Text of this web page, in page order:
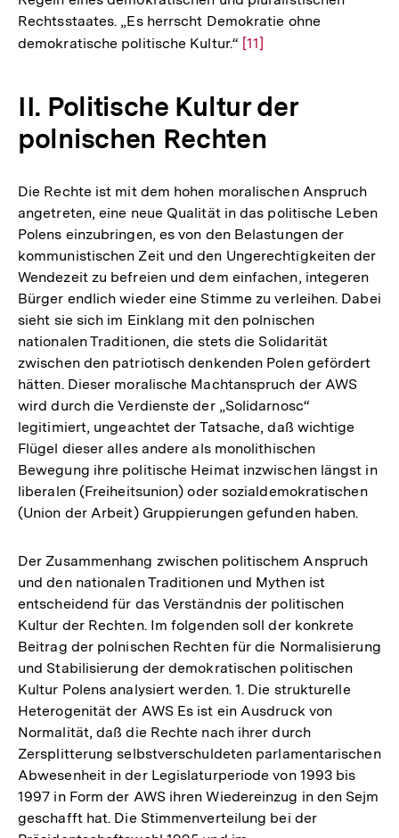
Rechtsstaates. „Es herrscht Demokratie ohne
demokratische politische Kultur.“ Zur
Fußnote
[11]
II. Politische Kultur der
polnischen Rechten
Die Rechte ist mit dem hohen moralischen Anspruch
angetreten, eine neue Qualität in das politische Leben
Polens einzubringen, es von den Belastungen der
kommunistischen Zeit und den Ungerechtigkeiten der
Wendezeit zu befreien und dem einfachen, integeren
Bürger endlich wieder eine Stimme zu verleihen. Dabei
sieht sie sich im Einklang mit den polnischen
nationalen Traditionen, die stets die Solidarität
zwischen den patriotisch denkenden Polen gefördert
hätten. Dieser moralische Machtanspruch der AWS
wird durch die Verdienste der „Solidarnosc“
legitimiert, ungeachtet der Tatsache, daß wichtige
Flügel dieser alles andere als monolithischen
Bewegung ihre politische Heimat inzwischen längst in
liberalen (Freiheitsunion) oder sozialdemokratischen
(Union der Arbeit) Gruppierungen gefunden haben.
Der Zusammenhang zwischen politischem Anspruch
und den nationalen Traditionen und Mythen ist
entscheidend für das Verständnis der politischen
Kultur der Rechten. Im folgenden soll der konkrete
Beitrag der polnischen Rechten für die Normalisierung
und Stabilisierung der demokratischen politischen
Kultur Polens analysiert werden. 1. Die strukturelle
Heterogenität der AWS Es ist ein Ausdruck von
Normalität, daß die Rechte nach ihrer durch
Zersplitterung selbstverschuldeten parlamentarischen
Abwesenheit in der Legislaturperiode von 1993 bis
1997 in Form der AWS ihren Wiedereinzug in den Sejm
geschafft hat. Die Stimmenverteilung bei der